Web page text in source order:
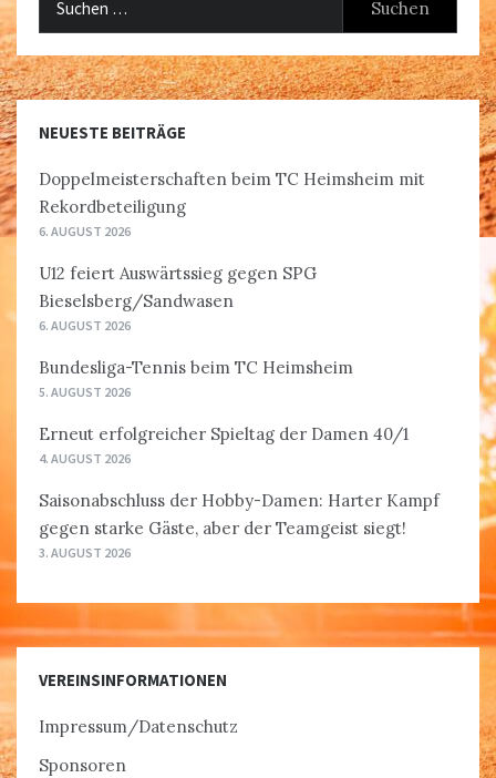
NEUESTE BEITRÄGE
Doppelmeisterschaften beim TC Heimsheim mit
Rekordbeteiligung
6. AUGUST 2026
U12 feiert Auswärtssieg gegen SPG
Bieselsberg/Sandwasen
6. AUGUST 2026
Bundesliga-Tennis beim TC Heimsheim
5. AUGUST 2026
Erneut erfolgreicher Spieltag der Damen 40/1
4. AUGUST 2026
Saisonabschluss der Hobby-Damen: Harter Kampf
gegen starke Gäste, aber der Teamgeist siegt!
3. AUGUST 2026
VEREINSINFORMATIONEN
Impressum/Datenschutz
Sponsoren